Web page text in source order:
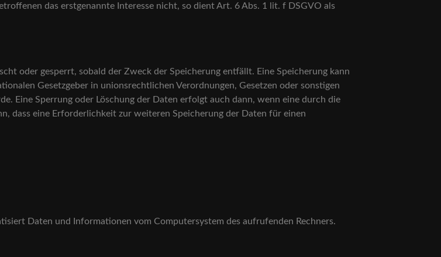
das erstgenannte Interesse nicht, so dient Art. 6 Abs. 1 lit. f DSGVO als
oder gesperrt, sobald der Zweck der Speicherung entfällt. Eine Speicherung kann
Gesetzgeber in unionsrechtlichen Verordnungen, Gesetzen oder sonstigen
Eine Sperrung oder Löschung der Daten erfolgt auch dann, wenn eine durch die
dass eine Erforderlichkeit zur weiteren Speicherung der Daten für einen
Daten und Informationen vom Computersystem des aufrufenden Rechners.